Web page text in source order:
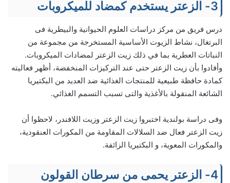
3- الزعتر يستخدم كمضاد للميكروبات
درس فريق من مركز دراسات العلوم الحيوانية والبيطرية فى
البرتغال، نشاط الزيوت الأساسية المستخرجة من مجموعة من
النباتات العطرية بما في ذلك زيت الزعتر لمضادات الميكروبات.
وأفادوا بأن زيت الزعتر حتى عند التركيزات المنخفضة، أظهر فعاليته
كمادة حافظة طبيعية للمنتجات الغذائية ضد العديد من البكتيريا
الشائعة المنقولة بالأغذية والتى تسبب التسمم الغذائي.
وفى دراسة بولندية اختبروا زيت الزعتر وزيت اللافندر، لاحظوا أن
زيت الزعتر فعال ضد السلالات المقاومة من المكورات العنقودية،
والمكورات المعوية، و البكتيريا الزائفة.
4- الزعتر يحمى من سرطان القولون